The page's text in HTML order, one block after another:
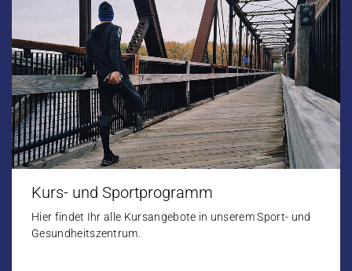
Kurs- und Sportprogramm
Hier findet Ihr alle Kursangebote in unserem Sport- und
Gesundheitszentrum.